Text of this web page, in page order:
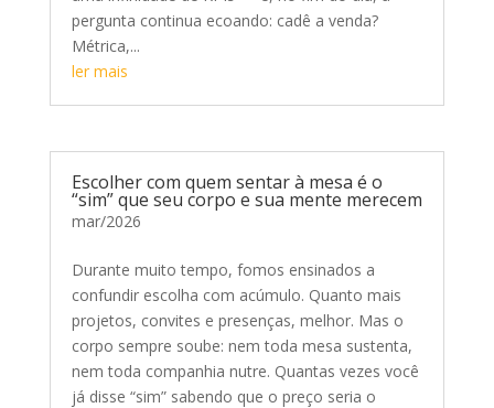
pergunta continua ecoando: cadê a venda?
Métrica,...
ler mais
Escolher com quem sentar à mesa é o
“sim” que seu corpo e sua mente merecem
mar/2026
Durante muito tempo, fomos ensinados a
confundir escolha com acúmulo. Quanto mais
projetos, convites e presenças, melhor. Mas o
corpo sempre soube: nem toda mesa sustenta,
nem toda companhia nutre. Quantas vezes você
já disse “sim” sabendo que o preço seria o